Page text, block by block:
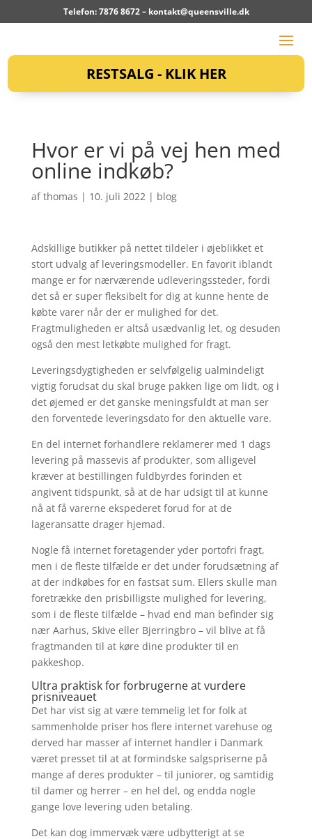
Telefon: 7876 8672 – kontakt@queensville.dk
RESTSALG - KLIK HER
Hvor er vi på vej hen med
online indkøb?
afthomas | 10. juli 2022| blog
Adskillige butikker på nettet tildeler i øjeblikket et
stort udvalg af leveringsmodeller. En favorit iblandt
mange er for nærværende udleveringssteder, fordi
det så er super fleksibelt for dig at kunne hente de
købte varer når der er mulighed for det.
Fragtmuligheden er altså usædvanlig let, og desuden
også den mest letkøbte mulighed for fragt.
Leveringsdygtigheden er selvfølgelig ualmindeligt
vigtig forudsat du skal bruge pakken lige om lidt, og i
det øjemed er det ganske meningsfuldt at man ser
den forventede leveringsdato for den aktuelle vare.
En del internet forhandlere reklamerer med 1 dags
levering på massevis af produkter, som alligevel
kræver at bestillingen fuldbyrdes forinden et
angivent tidspunkt, så at de har udsigt til at kunne
nå at få varerne ekspederet forud for at de
lageransatte drager hjemad.
Nogle få internet foretagender yder portofri fragt,
men i de fleste tilfælde er det under forudsætning af
at der indkøbes for en fastsat sum. Ellers skulle man
foretrække den prisbilligste mulighed for levering,
som i de fleste tilfælde – hvad end man befinder sig
nær Aarhus, Skive eller Bjerringbro – vil blive at få
fragtmanden til at køre dine produkter til en
pakkeshop.
Ultra praktisk for forbrugerne at vurdere
prisniveauet
Det har vist sig at være temmelig let for folk at
sammenholde priser hos flere internet varehuse og
derved har masser af internet handler i Danmark
været presset til at at formindske salgspriserne på
mange af deres produkter – til juniorer, og samtidig
til damer og herrer – en hel del, og endda nogle
gange love levering uden betaling.
Det kan dog immervæk være udbytterigt at se